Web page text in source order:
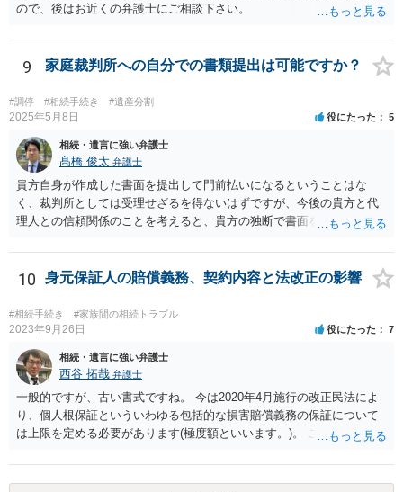
ので、後はお近くの弁護士にご相談下さい。
9 家庭裁判所への自分での書類提出は可能ですか？
#調停 #相続手続き #遺産分割
2025年5月8日 役にたった 5
相続・遺言に強い弁護士
髙橋 俊太 弁護士
貴方自身が作成した書面を提出して門前払いになるということはな
く、裁判所としては受理せざるを得ないはずですが、今後の貴方と代
理人との信頼関係のことを考えると、貴方の独断で書面を提出したり
士が主張書面の提出を渋っているようですが、弁護士として提出の実
益がないと考えている可能性もあると思いますので、そのあたりも含
めて、弁護士見解を確認等するためによく打ち合わせた方がよいと思
います。単に面倒臭いということで書面提出をしないということであ
れば、当該弁護士との委任関係を修了した上で、貴方のほうで書面提
出することを検討なさった方がよいでしょう。
10 身元保証人の賠償義務、契約内容と法改正の影響
#相続手続き #家族間の相続トラブル
2023年9月26日 役にたった 7
相続・遺言に強い弁護士
西谷 拓哉 弁護士
一般的ですが、古い書式ですね。 今は2020年4月施行の改正民法によ
り、個人根保証といういわゆる包括的な損害賠償義務の保証について
は上限を定める必要があります(極度額といいます。)。 この書式にサ
り、会社側は請求できない可能性が高そうです。